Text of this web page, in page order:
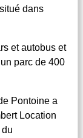
dans
et autobus et
parc de 400
Pontoine a
Location